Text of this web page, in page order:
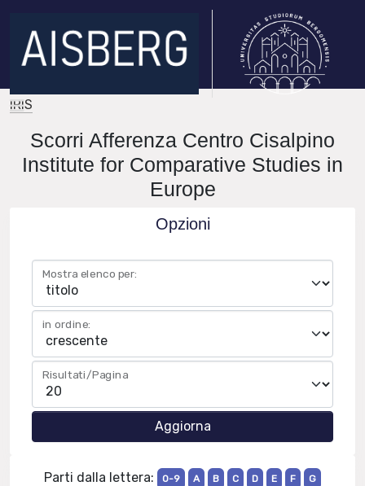
IRIS
Scorri Afferenza Centro Cisalpino
Institute for Comparative Studies in
Europe
Opzioni
Mostra elenco per:
in ordine:
Risultati/Pagina
Parti dalla lettera: 0-9 A B C D E F
G